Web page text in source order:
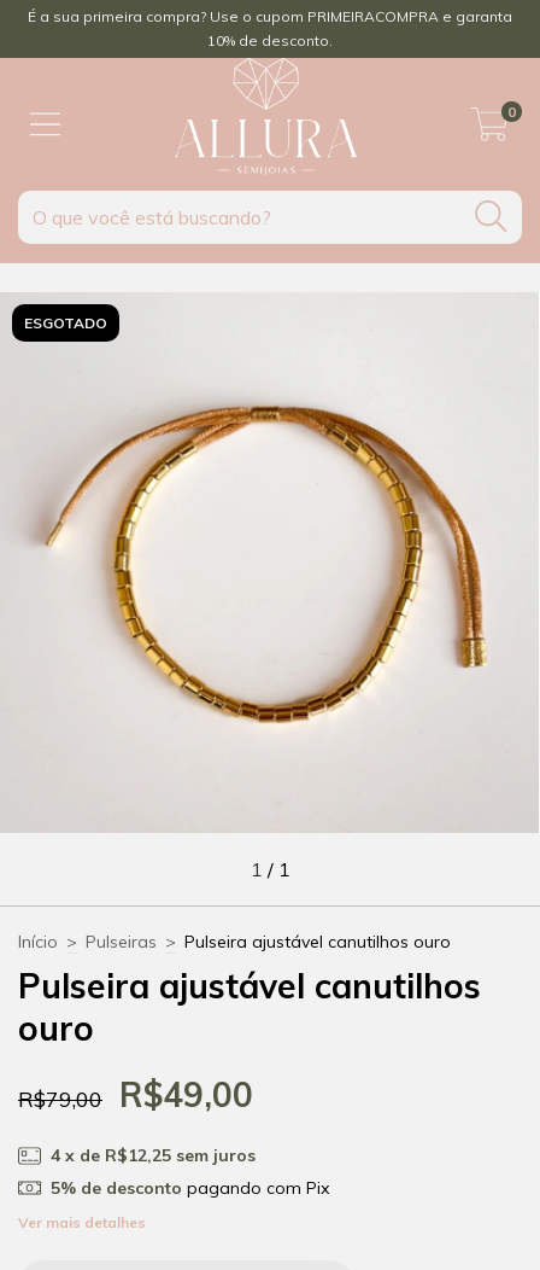
É a sua primeira compra? Use o cupom PRIMEIRACOMPRA e garanta
10% de desconto.
0
ESGOTADO
1 / 1
Início > Pulseiras > Pulseira ajustável canutilhos ouro
Pulseira ajustável canutilhos
ouro
R$79,00 R$49,00
4 x de R$12,25 sem juros
5% de desconto pagando com Pix
Ver mais detalhes